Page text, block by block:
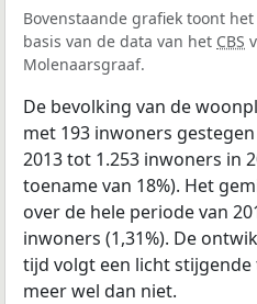
Bovenstaande grafiek toont
basis van de data van het CBS
Molenaarsgraaf.
De bevolking van de
met 193 inwoners
2013 tot 1.253 inwoners in
toename van 18%). Het
over de hele periode van
inwoners (1,31%). De
tijd volgt een licht
meer wel dan niet.